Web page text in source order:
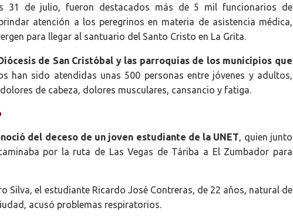
31 de julio, fueron destacados más de 5 mil funcionarios de
atención a los peregrinos en materia de asistencia médica,
para llegar al santuario del Santo Cristo en La Grita.
de San Cristóbal y las parroquias de los municipios que
han sido atendidas unas 500 personas entre jóvenes y adultos,
de cabeza, dolores musculares, cansancio y fatiga.
del deceso de un joven estudiante de la UNET , quien junto
por la ruta de Las Vegas de Táriba a El Zumbador para
Silva, el estudiante Ricardo José Contreras, de 22 años, natural de
acusó problemas respiratorios.